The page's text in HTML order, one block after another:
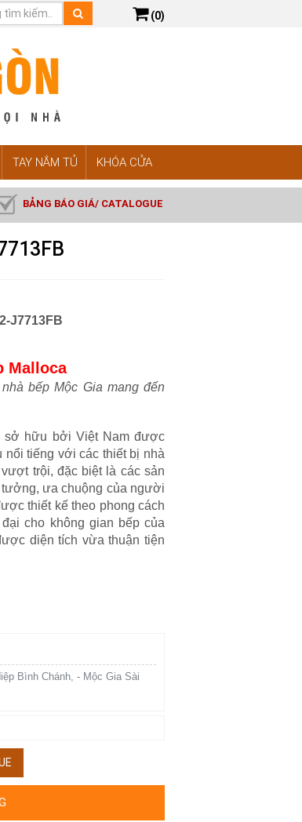
(0)
TAY NẮM TỦ KHÓA CỬA
BẢNG BÁO GIÁ/ CATALOGUE
J7713FB
Malloca
bếp Mộc Gia mang đến
sở hữu bởi Việt Nam được
nổi tiếng với các thiết bị nhà
trội, đặc biệt là các sản
ưa chuộng của người
thiết kế theo phong cách
cho không gian bếp của
diện tích vừa thuận tiện
Bình Chánh, - Mộc Gia Sài